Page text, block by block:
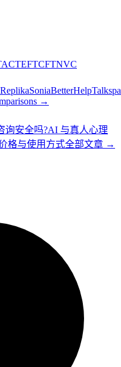
ACTEFTCFTNVC
ReplikaSoniaBetterHelp
→
询安全吗?AI 与真人心理
格与使用方式全部文章 →